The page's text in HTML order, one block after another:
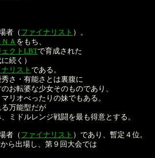
者（ファイナリスト ）。
Ａ をもち、
ェクトLBTで育成された
続く）
リスト である。
さ・有能さとは裏腹に
お転婆な少女そのものであり、
リオべったりの妹でもある。
万能型だが
ミドルレンジ戦闘を最も得意とする。
者（ファイナリスト ）であり、暫定４位。
ら出場し、第９回大会では